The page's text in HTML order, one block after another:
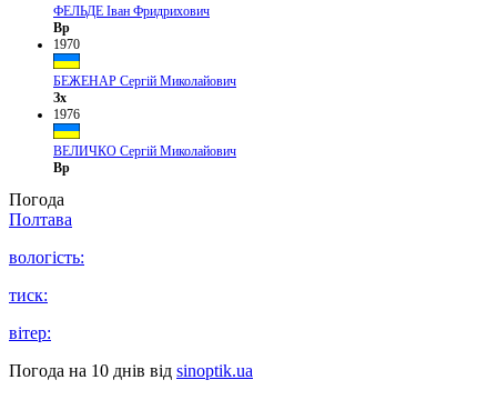
ФЕЛЬДЕ Іван Фридрихович
Вр
1970
БЕЖЕНАР Сергій Миколайович
Зх
1976
ВЕЛИЧКО Сергій Миколайович
Вр
Погода
Полтава
вологість:
тиск:
вітер:
Погода на 10 днів від sinoptik.ua